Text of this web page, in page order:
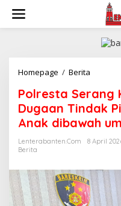
content
Homepage / Berita
Kota
Tangani
Kasus
Dugaan
Tindak
Pidana
Anak
dibawah
umur
Polresta Serang
Dugaan Tindak
Anak dibawah
Lenterabanten.com
8 April
Berita